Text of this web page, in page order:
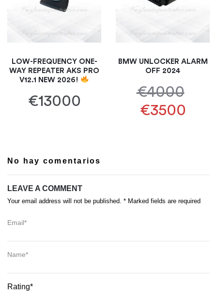
LOW-FREQUENCY ONE-
WAY REPEATER AKS PRO
V12.1 NEW 2026!
€13000
BMW UNLOCKER ALARM
OFF 2024
€4000
€3500
No hay comentarios
LEAVE A COMMENT
Your email address will not be published. * Marked fields are required
Email*
Name*
Rating*